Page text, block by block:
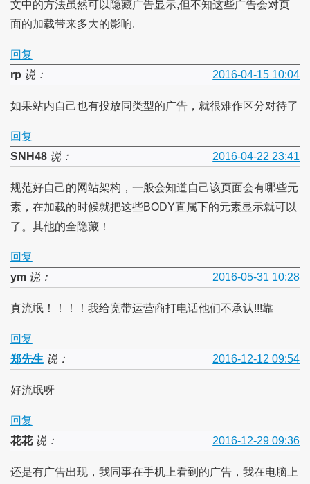
文中的方法虽然可以隐藏广告显示,但不知这些广告会对页
面的加载带来多大的影响.
回复
rp 说： 2016-04-15 10:04
如果站内自己也有投放同类型的广告，就很难作区分对待了
回复
SNH48说： 2016-04-22 23:41
规范好自己的网站架构，一般会知道自己该页面会有哪些元
素，在加载的时候就把这些BODY直属下的元素显示就可以
了。其他的全隐藏！
回复
ym说： 2016-05-31 10:28
真流氓！！！！我给宽带运营商打电话他们不承认!!!靠
回复
郑先生 说： 2016-12-12 09:54
好流氓呀
回复
花花说： 2016-12-29 09:36
还是有广告出现，我同事在手机上看到的广告，我在电脑上